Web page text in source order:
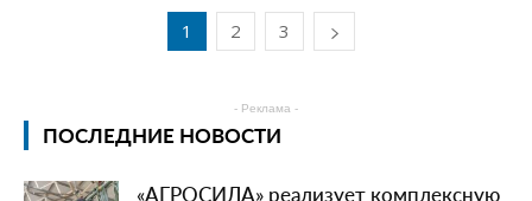
1 2 3
- Реклама -
ПОСЛЕДНИЕ НОВОСТИ
«АГРОСИЛА» реализует комплексную